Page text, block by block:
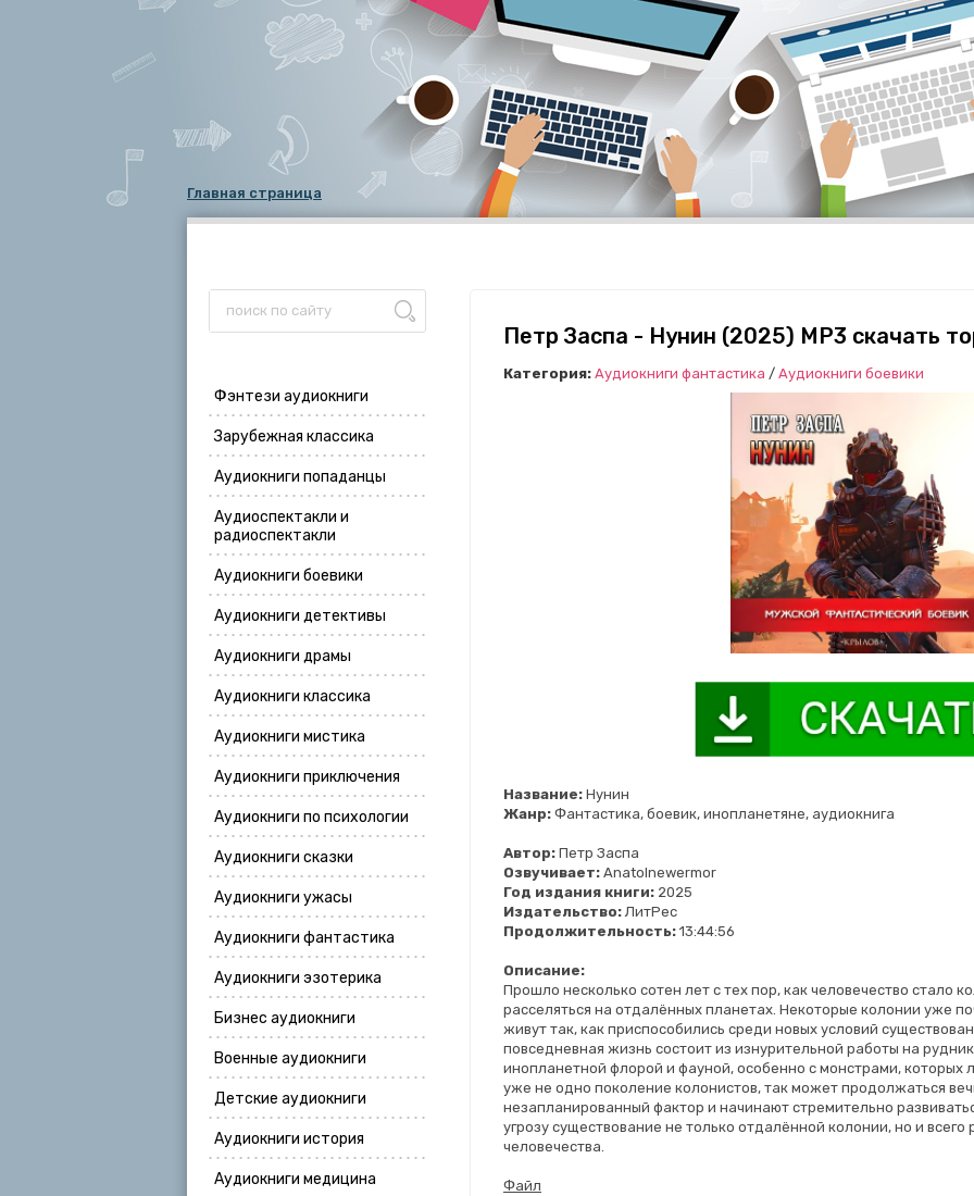
Главная страница
Фэнтези аудиокниги
Зарубежная классика
Аудиокниги попаданцы
Аудиоспектакли и
радиоспектакли
Аудиокниги боевики
Аудиокниги детективы
Аудиокниги драмы
Аудиокниги классика
Аудиокниги мистика
Аудиокниги приключения
Аудиокниги по психологии
Аудиокниги сказки
Аудиокниги ужасы
Аудиокниги фантастика
Аудиокниги эзотерика
Бизнес аудиокниги
Военные аудиокниги
Детские аудиокниги
Аудиокниги история
Аудиокниги медицина
Петр Заспа - Нунин (2025) МР3 скачать
Категория: Аудиокниги фантастика / Аудиокниги боевики
Название: Нунин
Жанр: Фантастика, боевик, инопланетяне, аудиокнига
Автор: Петр Заспа
Озвучивает: Anatolnewermor
Год издания книги: 2025
Издательство:ЛитРес
Продолжительность: 13:44:56
Описание:
Прошло несколько сотен лет с тех пор, как человечество стало
расселяться на отдалённых планетах. Некоторые колонии уже
живут так, как приспособились среди новых условий
повседневная жизнь состоит из изнурительной работы на
инопланетной флорой и фауной, особенно с монстрами, которых
уже не одно поколение колонистов, так может продолжаться
незапланированный фактор и начинают стремительно
угрозу существование не только отдалённой колонии, но и
человечества.
Файл